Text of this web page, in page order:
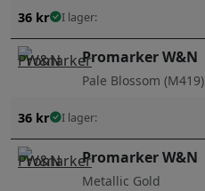
36 kr I lager:
Promarker W&N
Pale Blossom (M419)
36 kr I lager:
Promarker W&N
Metallic Gold